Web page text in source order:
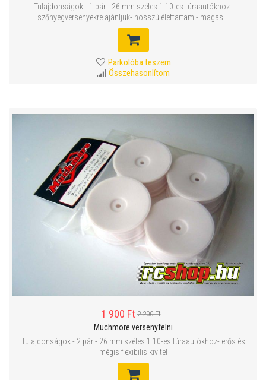
Tulajdonságok:- 1 pár - 26 mm széles 1:10-es túraautókhoz-
szőnyegversenyekre ajánljuk- hosszú élettartam - magas...
Parkolóba teszem
Összehasonlítom
1 900 Ft 2 200 Ft
Muchmore versenyfelni
Tulajdonságok:- 2 pár - 26 mm széles 1:10-es túraautókhoz- erős és
mégis flexibilis kivitel